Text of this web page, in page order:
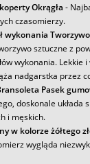
Okrągła -
czasomierzy.
wykonania
sztuczne z
wykonania. Lekkie
nadgarstka przez
Pasek
doskonale
i męskich.
w kolorze żółtego
wygląda